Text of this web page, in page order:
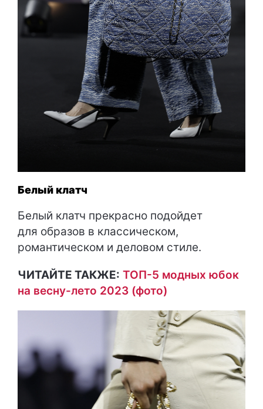
Белый клатч
Белый клатч прекрасно подойдет
для образов в классическом,
романтическом и деловом стиле.
ЧИТАЙТЕ ТАКЖЕ: ТОП-5 модных юбок
на весну-лето 2023 (фото)